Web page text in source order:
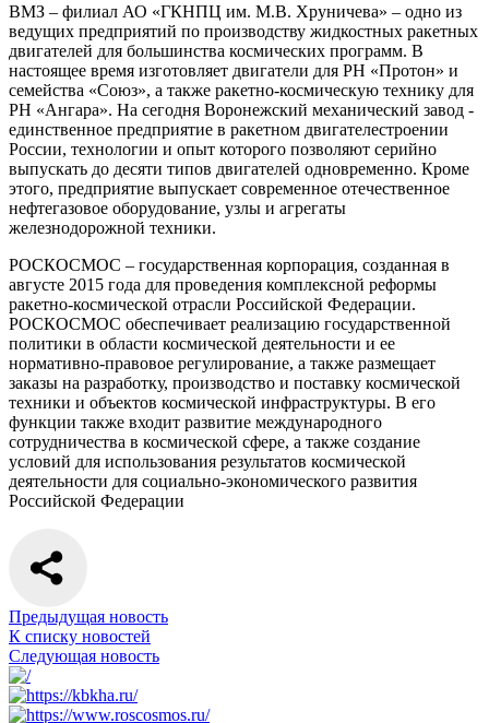
ВМЗ – филиал АО «ГКНПЦ им. М.В. Хруничева» – одно из
ведущих предприятий по производству жидкостных ракетных
двигателей для большинства космических программ. В
настоящее время изготовляет двигатели для РН «Протон» и
семейства «Союз», а также ракетно-космическую технику для
РН «Ангара». На сегодня Воронежский механический завод -
единственное предприятие в ракетном двигателестроении
России, технологии и опыт которого позволяют серийно
выпускать до десяти типов двигателей одновременно. Кроме
этого, предприятие выпускает современное отечественное
нефтегазовое оборудование, узлы и агрегаты
железнодорожной техники.
РОСКОСМОС – государственная корпорация, созданная в
августе 2015 года для проведения комплексной реформы
ракетно-космической отрасли Российской Федерации.
РОСКОСМОС обеспечивает реализацию государственной
политики в области космической деятельности и ее
нормативно-правовое регулирование, а также размещает
заказы на разработку, производство и поставку космической
техники и объектов космической инфраструктуры. В его
функции также входит развитие международного
сотрудничества в космической сфере, а также создание
условий для использования результатов космической
деятельности для социально-экономического развития
Российской Федерации
Предыдущая новость
К списку новостей
Следующая новость